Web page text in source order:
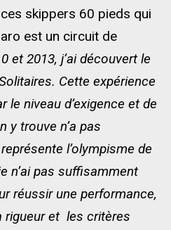
skippers 60 pieds qui
est un circuit de
et 2013, j’ai découvert le
Cette expérience
le niveau d’exigence et de
y trouve n’a pas
l’olympisme de
n’ai pas suffisamment
réussir une performance,
rigueur et les critères